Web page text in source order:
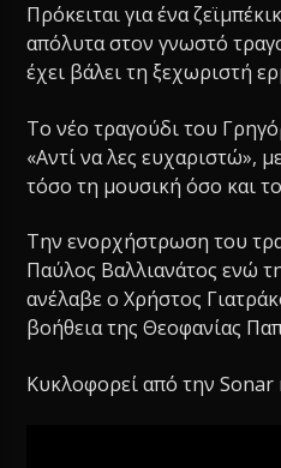
Πρόκειται για ένα
απόλυτα στον γνωστό
έχει βάλει τη ξεχωριστή
Το νέο τραγούδι του
«Αντί να λες ευχαριστώ»,
τόσο τη μουσική όσο και
Την ενορχήστρωση του
Παύλος Βαλλιανάτος ενώ
ανέλαβε ο Χρήστος
βοήθεια της Θεοφανίας
Κυκλοφορεί από την Sonar